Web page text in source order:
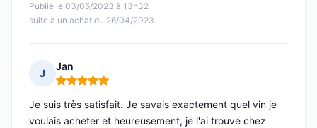
Publié le 03/05/2023 à 13h32
suite à un achat du 26/04/2023
J
Jan
Note : 5 sur 5
Je suis très satisfait. Je savais exactement quel vin je
voulais acheter et heureusement, je l'ai trouvé chez